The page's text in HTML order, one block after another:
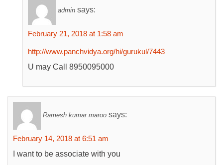
admin says:
February 21, 2018 at 1:58 am
http://www.panchvidya.org/hi/gurukul/7443
U may Call 8950095000
Ramesh kumar maroo says:
February 14, 2018 at 6:51 am
I want to be associate with you